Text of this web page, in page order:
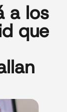
a los
que